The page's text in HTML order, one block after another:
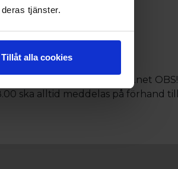
tjänster.
Tillåt alla cookies
pensionat.solhem@aland.net OBS!
ska alltid meddelas på förhand till